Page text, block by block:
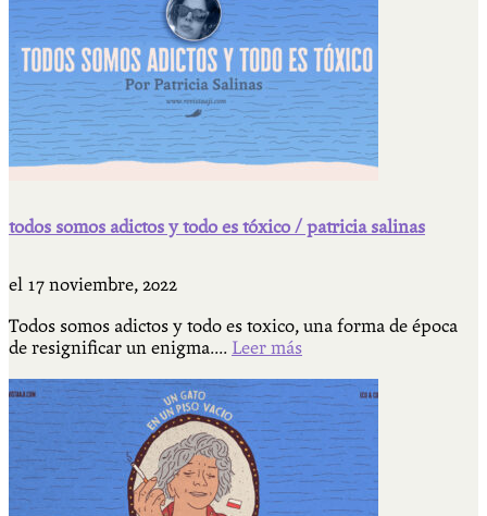
todos somos adictos y todo es tóxico / patricia salinas
el 17 noviembre, 2022
Todos somos adictos y todo es toxico, una forma de época
de resignificar un enigma.... Leer más